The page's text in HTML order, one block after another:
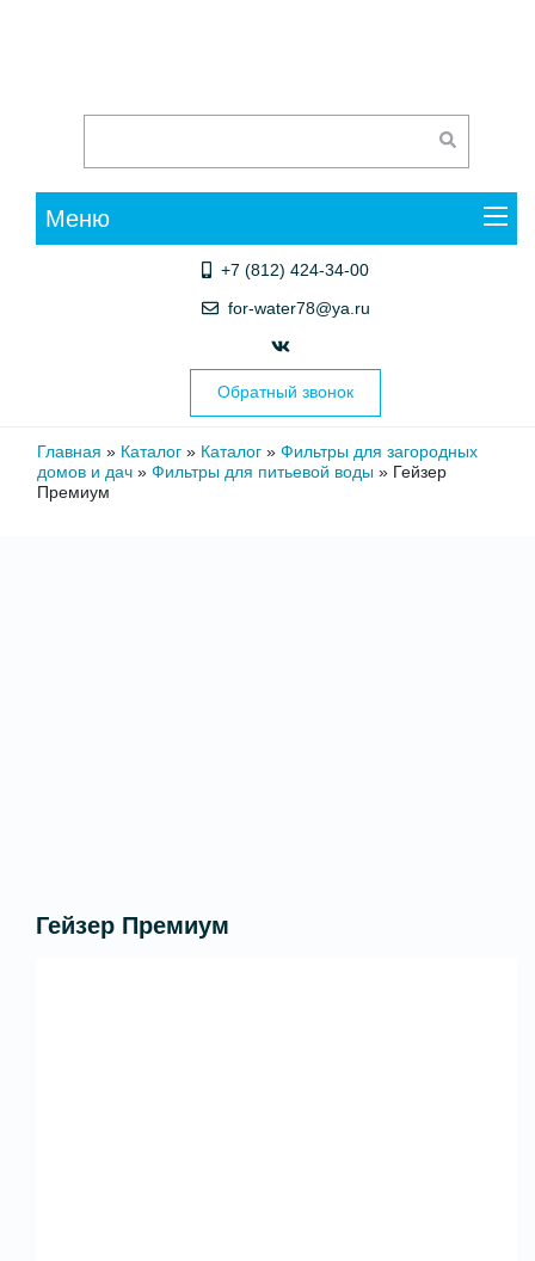
+7 (812) 424-34-00
for-water78@ya.ru
Обратный звонок
Меню
Главная » Каталог » Каталог » Фильтры для загородных
домов и дач » Фильтры для питьевой воды » Гейзер
Премиум
Гейзер Премиум